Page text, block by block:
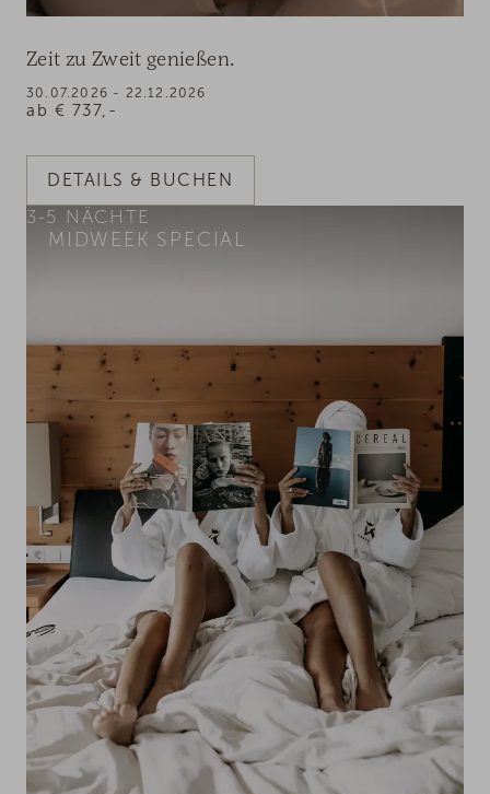
Zeit zu Zweit genießen.
ab € 737,-
30.07.2026 - 22.12.2026
DETAILS & BUCHEN
MIDWEEK SPECIAL
3-5 NÄCHTE